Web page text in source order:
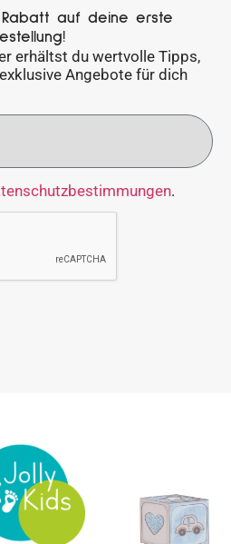
Rabatt auf deine erste
erhältst du wertvolle Tipps,
Angebote für dich
.